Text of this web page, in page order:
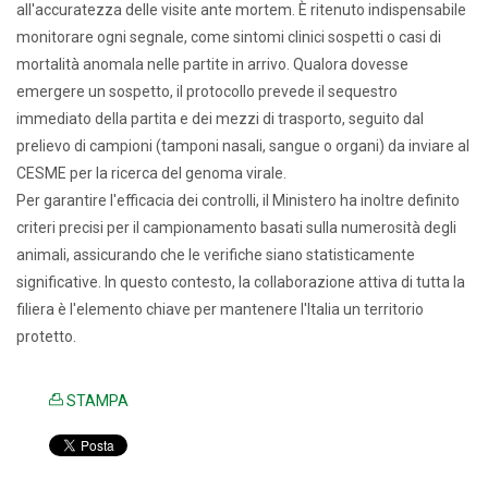
all'accuratezza delle visite ante mortem. È ritenuto indispensabile
monitorare ogni segnale, come sintomi clinici sospetti o casi di
mortalità anomala nelle partite in arrivo. Qualora dovesse
emergere un sospetto, il protocollo prevede il sequestro
immediato della partita e dei mezzi di trasporto, seguito dal
prelievo di campioni (tamponi nasali, sangue o organi) da inviare al
CESME per la ricerca del genoma virale.
Per garantire l'efficacia dei controlli, il Ministero ha inoltre definito
criteri precisi per il campionamento basati sulla numerosità degli
animali, assicurando che le verifiche siano statisticamente
significative. In questo contesto, la collaborazione attiva di tutta la
filiera è l'elemento chiave per mantenere l'Italia un territorio
protetto.
STAMPA